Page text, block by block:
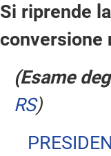
Si riprende
conversione
(Esame
RS)